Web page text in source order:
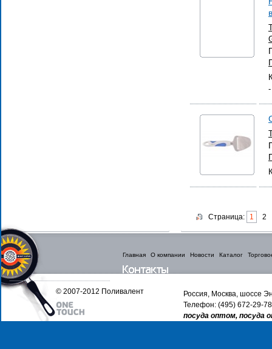
Страница: 1 2
Главная О компании Новости Каталог
Россия, Москва, шоссе
Телефон: (495) 672-29-
посуда оптом, посуда
© 2007-2012 Поливалент